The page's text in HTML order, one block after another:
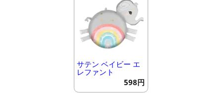
サテン ベイビー エ
レファント
598円